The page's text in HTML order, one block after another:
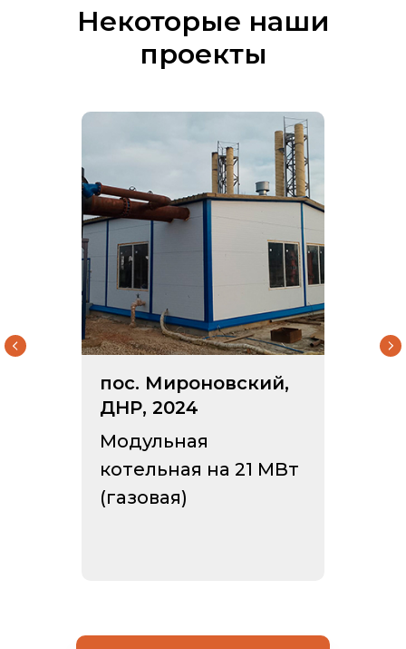
Некоторые наши
проекты
пос. Мироновский,
ДНР, 2024
Модульная
котельная на 21 МВт
(газовая)
Осуществляем
полный цикл
производственных
работ
ПК КОТЛОМАШ
Есть чертёж котла?
Отправьте, чертеж рассчитаем
стоимость, проконсультируем